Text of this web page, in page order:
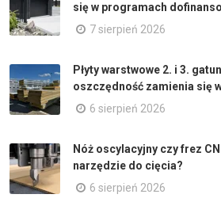
się w programach
7 sierpień 2026
Płyty warstwowe 2. i 3.
oszczędność zamienia się
6 sierpień 2026
Nóż oscylacyjny czy frez
narzędzie do cięcia?
6 sierpień 2026